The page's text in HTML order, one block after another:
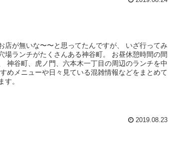
店が無いな〜〜と思ってたんですが、 いざ行ってみ
場ランチがたくさんある神谷町。 お昼休憩時間の間
神谷町、虎ノ門、六本木一丁目の周辺のランチを中
めメニューや日々見ている混雑情報などをまとめて
す。
2019.08.23